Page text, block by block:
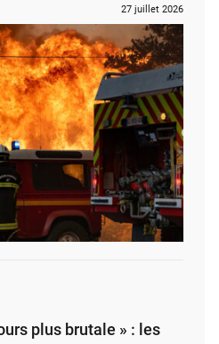
27 juillet 2026
plus brutale » : les